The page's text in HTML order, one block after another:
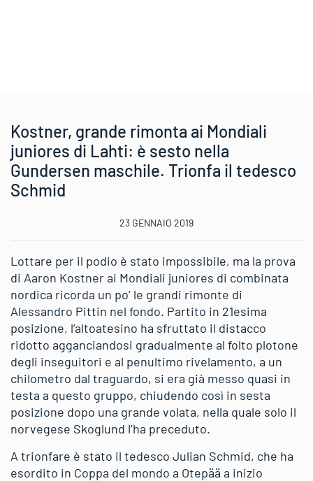
Kostner, grande rimonta ai Mondiali
juniores di Lahti: è sesto nella
Gundersen maschile. Trionfa il tedesco
Schmid
23 GENNAIO 2019
Lottare per il podio è stato impossibile, ma la prova
di Aaron Kostner ai Mondiali juniores di combinata
nordica ricorda un po’ le grandi rimonte di
Alessandro Pittin nel fondo. Partito in 21esima
posizione, l’altoatesino ha sfruttato il distacco
ridotto agganciandosi gradualmente al folto plotone
degli inseguitori e al penultimo rivelamento, a un
chilometro dal traguardo, si era già messo quasi in
testa a questo gruppo, chiudendo così in sesta
posizione dopo una grande volata, nella quale solo il
norvegese Skoglund l’ha preceduto.
A trionfare è stato il tedesco Julian Schmid, che ha
esordito in Coppa del mondo a Otepää a inizio